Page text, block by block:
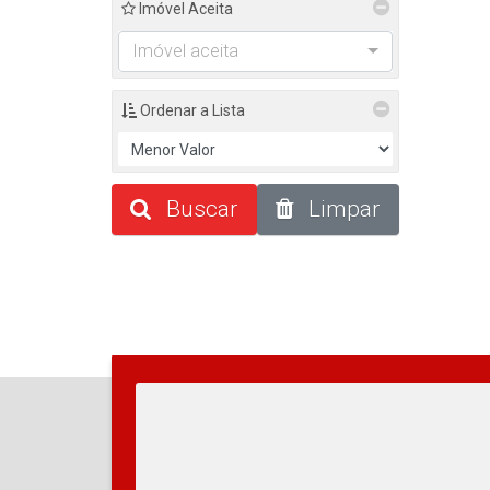
Imóvel Aceita
Imóvel aceita
Ordenar a Lista
Buscar Limpar